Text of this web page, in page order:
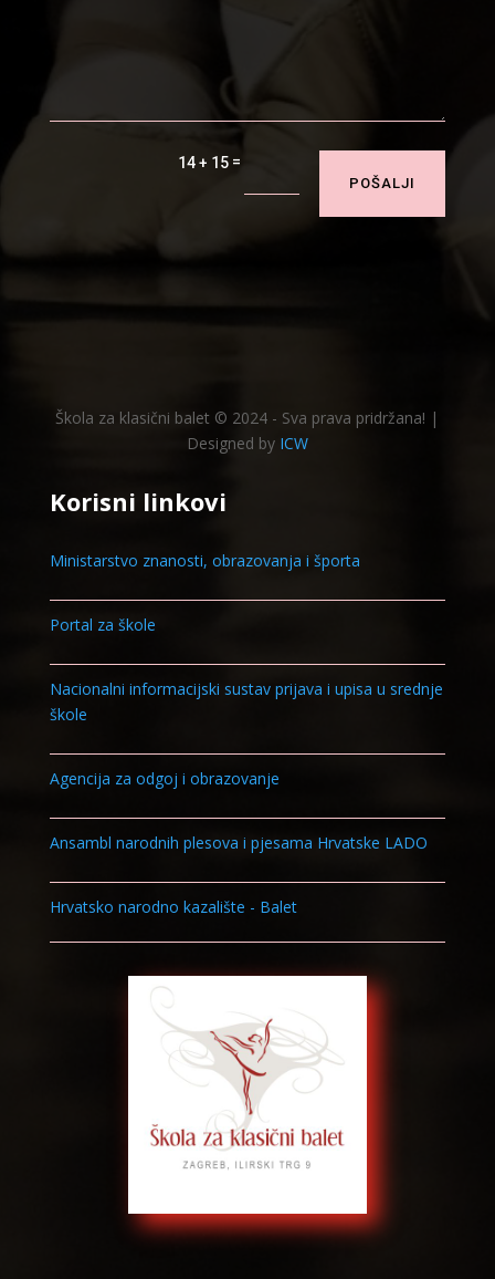
14 + 15 =
POŠALJI
Škola za klasični balet © 2024 - Sva prava pridržana! |
Designed by ICW
Korisni linkovi
Ministarstvo znanosti, obrazovanja i športa
Portal za škole
Nacionalni informacijski sustav prijava i upisa u srednje
škole
Agencija za odgoj i obrazovanje
Ansambl narodnih plesova i pjesama Hrvatske LADO
Hrvatsko narodno kazalište - Balet